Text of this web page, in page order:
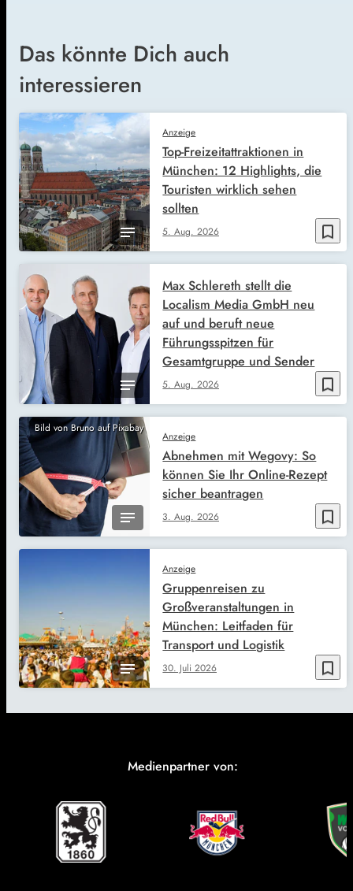
Das könnte Dich auch
interessieren
bookmark_border
Anzeige
5. Aug. 2026
Top-Freizeitattraktionen in
München: 12 Highlights, die
Touristen wirklich sehen
sollten
bookmark_border
5. Aug. 2026
Max Schlereth stellt die
Localism Media GmbH neu
auf und beruft neue
Führungsspitzen für
Gesamtgruppe und Sender
Bild von Bruno auf Pixabay
bookmark_border
Anzeige
3. Aug. 2026
Abnehmen mit Wegovy: So
können Sie Ihr Online-Rezept
sicher beantragen
bookmark_border
Anzeige
30. Juli 2026
Gruppenreisen zu
Großveranstaltungen in
München: Leitfaden für
Transport und Logistik
Medienpartner von: